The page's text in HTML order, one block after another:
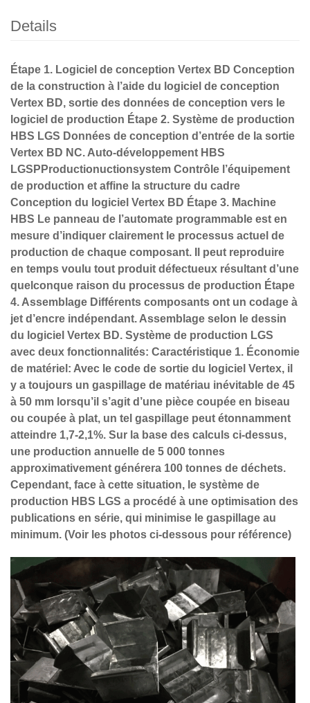
Details
Étape 1. Logiciel de conception Vertex BD Conception
de la construction à l’aide du logiciel de conception
Vertex BD, sortie des données de conception vers le
logiciel de production Étape 2. Système de production
HBS LGS Données de conception d’entrée de la sortie
Vertex BD NC. Auto-développement HBS
LGSPProductionuctionsystem Contrôle l’équipement
de production et affine la structure du cadre
Conception du logiciel Vertex BD Étape 3. Machine
HBS Le panneau de l’automate programmable est en
mesure d’indiquer clairement le processus actuel de
production de chaque composant. Il peut reproduire
en temps voulu tout produit défectueux résultant d’une
quelconque raison du processus de production Étape
4. Assemblage Différents composants ont un codage à
jet d’encre indépendant. Assemblage selon le dessin
du logiciel Vertex BD. Système de production LGS
avec deux fonctionnalités: Caractéristique 1. Économie
de matériel: Avec le code de sortie du logiciel Vertex, il
y a toujours un gaspillage de matériau inévitable de 45
à 50 mm lorsqu’il s’agit d’une pièce coupée en biseau
ou coupée à plat, un tel gaspillage peut étonnamment
atteindre 1,7-2,1%. Sur la base des calculs ci-dessus,
une production annuelle de 5 000 tonnes
approximativement générera 100 tonnes de déchets.
Cependant, face à cette situation, le système de
production HBS LGS a procédé à une optimisation des
publications en série, qui minimise le gaspillage au
minimum. (Voir les photos ci-dessous pour référence)